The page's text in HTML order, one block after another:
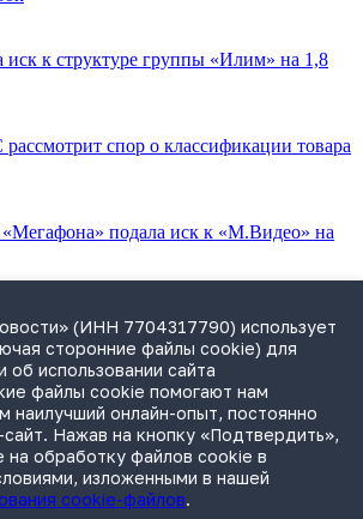
иск к структуре группы «Илим» на 1,8
спор о классификации товара
подала иск к «М.Видео» на
патента на систему управления
возражений «Яндекса»
иски российской «дочки»
(ИНН 7704317790) использует
сторонние файлы cookie) для
использовании сайта
файлы cookie помогают нам
наилучший онлайн-опыт, постоянно
Нажав на кнопку «Подтвердить»,
на обработку файлов cookie в
изложенными в нашей
cookie-файлов.